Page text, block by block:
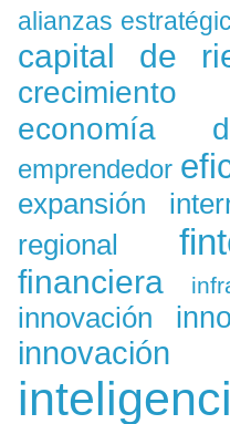
alianzas
capital de
economía
emprendedor
expansión
regional
financiera
innovación